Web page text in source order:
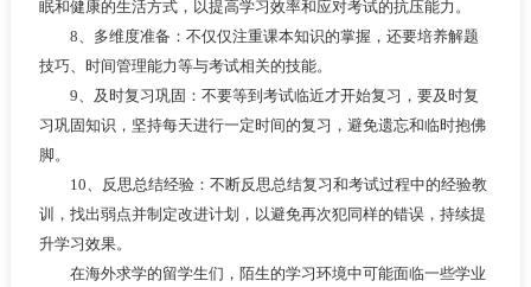
眠和健康的生活方式，以提高学习效率和应对考试的抗压能力。
8、多维度准备：不仅仅注重课本知识的掌握，还要培养解题
技巧、时间管理能力等与考试相关的技能。
9、及时复习巩固：不要等到考试临近才开始复习，要及时复
习巩固知识，坚持每天进行一定时间的复习，避免遗忘和临时抱佛
脚。
10、反思总结经验：不断反思总结复习和考试过程中的经验教
训，找出弱点并制定改进计划，以避免再次犯同样的错误，持续提
升学习效果。
在海外求学的留学生们，陌生的学习环境中可能面临一些学业